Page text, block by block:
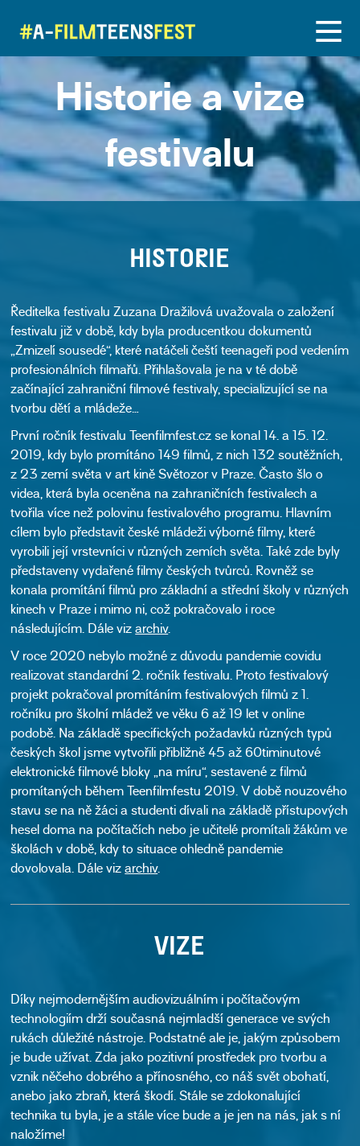
Historie a vize
festivalu
HISTORIE
Ředitelka festivalu Zuzana Dražilová uvažovala o založení
festivalu již v době, kdy byla producentkou dokumentů
„Zmizelí sousedé“, které natáčeli čeští teenageři pod vedením
profesionálních filmařů. Přihlašovala je na v té době
začínající zahraniční filmové festivaly, specializující se na
tvorbu dětí a mládeže…
První ročník festivalu Teenfilmfest.cz se konal 14. a 15. 12.
2019, kdy bylo promítáno 149 filmů, z nich 132 soutěžních,
z 23 zemí světa v art kině Světozor v Praze. Často šlo o
videa, která byla oceněna na zahraničních festivalech a
tvořila více než polovinu festivalového programu. Hlavním
cílem bylo představit české mládeži výborné filmy, které
vyrobili její vrstevníci v různých zemích světa. Také zde byly
představeny vydařené filmy českých tvůrců. Rovněž se
konala promítání filmů pro základní a střední školy v různých
kinech v Praze i mimo ni, což pokračovalo i roce
následujícím. Dále vizarchiv.
V roce 2020 nebylo možné z důvodu pandemie covidu
realizovat standardní 2. ročník festivalu. Proto festivalový
projekt pokračoval promítáním festivalových filmů z 1.
ročníku pro školní mládež ve věku 6 až 19 let v online
podobě. Na základě specifických požadavků různých typů
českých škol jsme vytvořili přibližně 45 až 60timinutové
elektronické filmové bloky „na míru“, sestavené z filmů
promítaných během Teenfilmfestu 2019. V době nouzového
stavu se na ně žáci a studenti dívali na základě přístupových
hesel doma na počítačích nebo je učitelé promítali žákům ve
školách v době, kdy to situace ohledně pandemie
dovolovala. Dále vizarchiv.
VIZE
Díky nejmodernějším audiovizuálním i počítačovým
technologiím drží současná nejmladší generace ve svých
rukách důležité nástroje. Podstatné ale je, jakým způsobem
je bude užívat. Zda jako pozitivní prostředek pro tvorbu a
vznik něčeho dobrého a přínosného, co náš svět obohatí,
anebo jako zbraň, která škodí. Stále se zdokonalující
technika tu byla, je a stále více bude a je jen na nás, jak s ní
naložíme!